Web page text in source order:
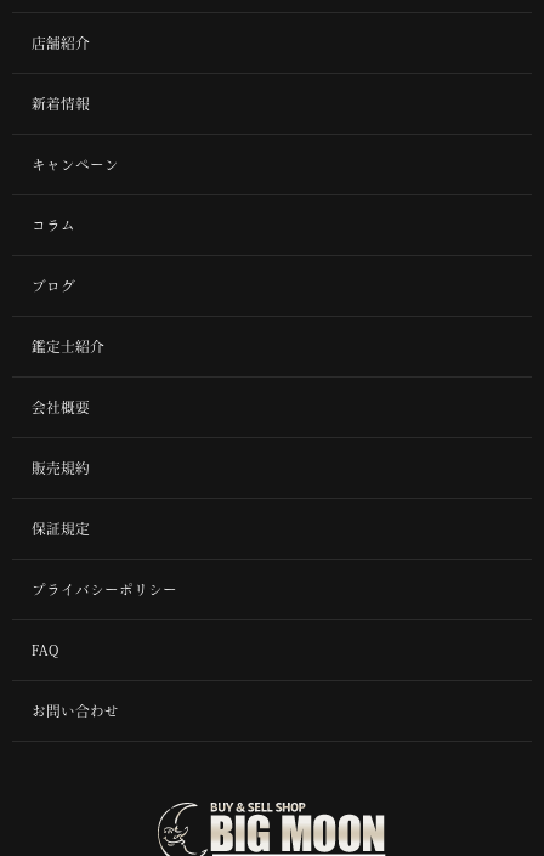
店舗紹介
新着情報
キャンペーン
コラム
ブログ
鑑定士紹介
会社概要
販売規約
保証規定
プライバシーポリシー
FAQ
お問い合わせ